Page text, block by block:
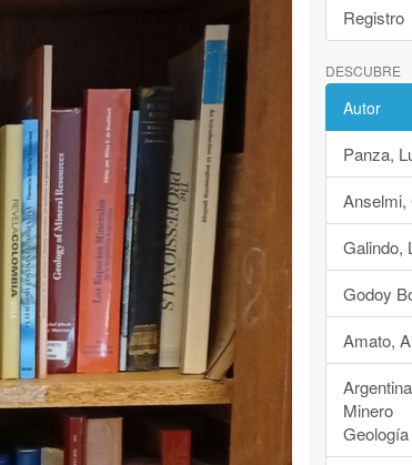
Registro
DESCUBRE
Autor
Panza,
Anselmi,
Galindo,
Godoy
Amato,
Minero